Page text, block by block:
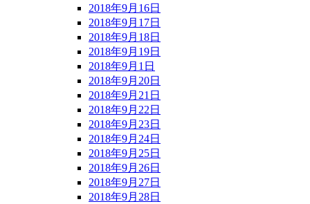
2018年9月16日
2018年9月17日
2018年9月18日
2018年9月19日
2018年9月1日
2018年9月20日
2018年9月21日
2018年9月22日
2018年9月23日
2018年9月24日
2018年9月25日
2018年9月26日
2018年9月27日
2018年9月28日